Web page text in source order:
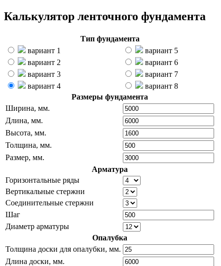
Калькулятор ленточного фундамента
Тип фундамента
вариант 1
вариант 5
вариант 2
вариант 6
вариант 3
вариант 7
вариант 4
вариант 8
Размеры фундамента
Ширина, мм.
Длина, мм.
Высота, мм.
Толщина, мм.
Размер, мм.
Арматура
Горизонтальные ряды
Вертикальные стержни
Соединительные стержни
Шаг
Диаметр арматуры
Опалубка
Толщина доски для опалубки, мм.
Длина доски, мм.